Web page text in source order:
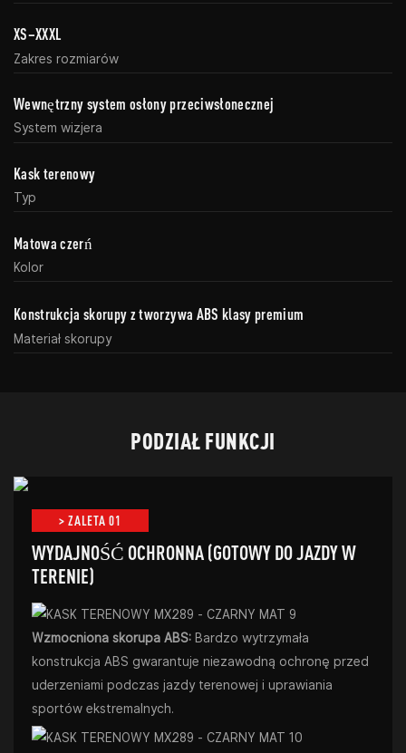
XS–XXXL
Zakres rozmiarów
Wewnętrzny system osłony przeciwsłonecznej
System wizjera
Kask terenowy
Typ
Matowa czerń
Kolor
Konstrukcja skorupy z tworzywa ABS klasy premium
Materiał skorupy
PODZIAŁ FUNKCJI
> ZALETA 01
WYDAJNOŚĆ OCHRONNA (GOTOWY DO JAZDY W
TERENIE)
Wzmocniona skorupa ABS: Bardzo wytrzymała
konstrukcja ABS gwarantuje niezawodną ochronę przed
uderzeniami podczas jazdy terenowej i uprawiania
sportów ekstremalnych.